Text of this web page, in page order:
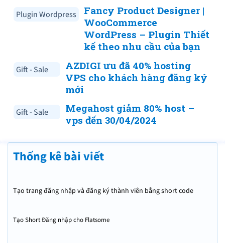
Plugin Wordpress
Fancy Product Designer |
WooCommerce
WordPress – Plugin Thiết
kế theo nhu cầu của bạn
Gift - Sale
AZDIGI ưu đã 40% hosting
VPS cho khách hàng đăng ký
mới
Gift - Sale
Megahost giảm 80% host –
vps đến 30/04/2024
Thống kê bài viết
Tạo trang đăng nhập và đăng ký thành viên bằng short code
Tạo Short Đăng nhập cho Flatsome